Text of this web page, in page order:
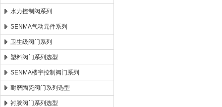
水力控制阀系列
SENMA气动元件系列
卫生级阀门系列
塑料阀门系列选型
SENMA楼宇控制阀门系列
耐磨陶瓷阀门系列选型
衬胶阀门系列选型